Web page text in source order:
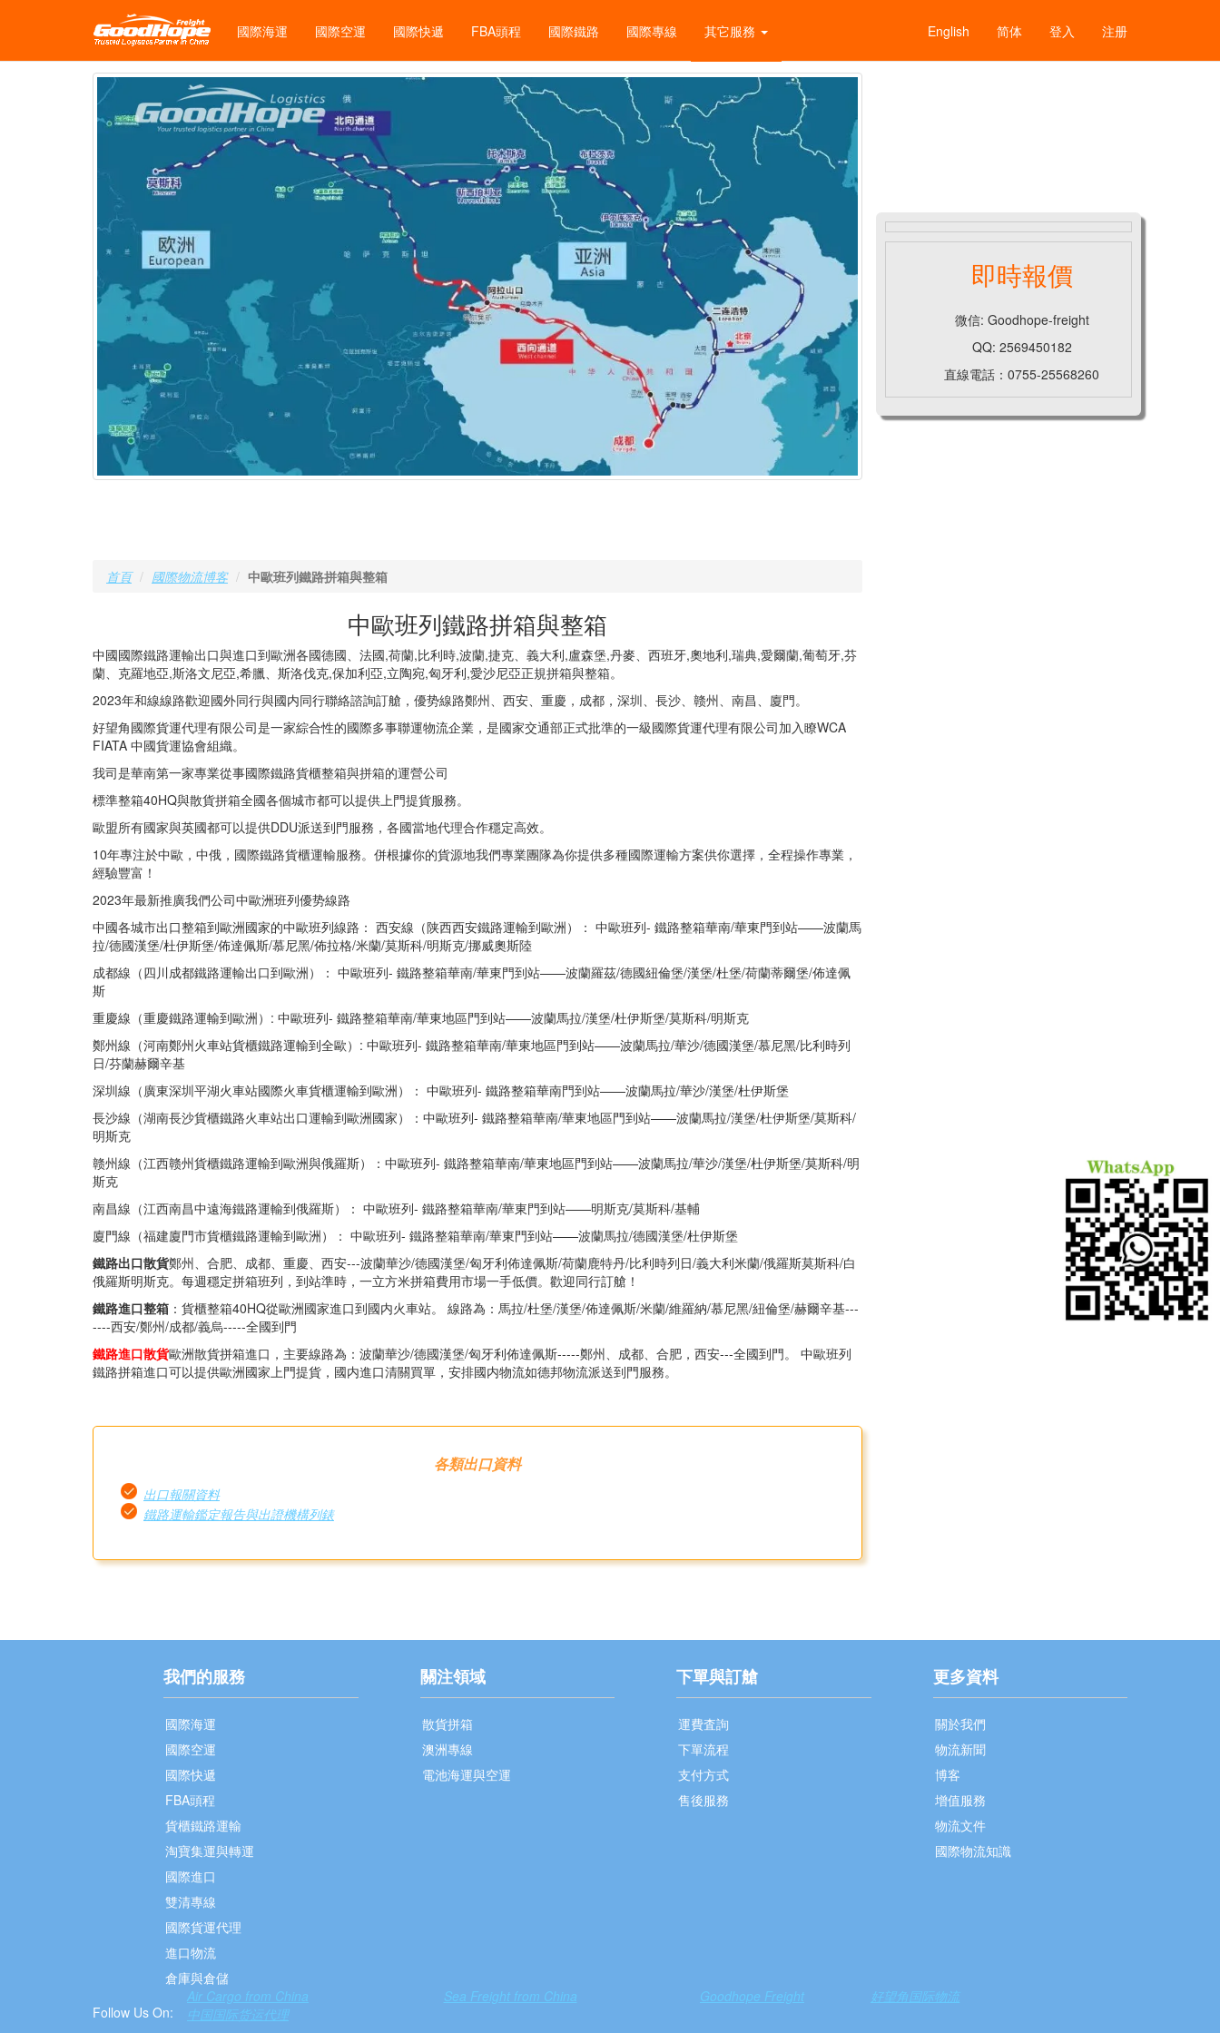
國際海運 國際空運 國際快遞 FBA頭程 國際鐵路 國際專線 其它服務 English 简体 登入 注册
首頁 國際物流博客 中歐班列鐵路拼箱與整箱
中歐班列鐵路拼箱與整箱
中國國際鐵路運輸出口與進口到歐洲各國德國、法國,荷蘭,比利時,波蘭,捷克、義大利,盧森堡,丹麥、西班牙,奧地利,瑞典,愛爾蘭,葡萄牙,芬
蘭、克羅地亞,斯洛文尼亞,希臘、斯洛伐克,保加利亞,立陶宛,匈牙利,愛沙尼亞正規拼箱與整箱。
2023年和線線路歡迎國外同行與國内同行聯絡諮詢訂艙，優势線路鄭州、西安、重慶，成都，深圳、長沙、赣州、南昌、廈門。
好望角國際貨運代理有限公司是一家綜合性的國際多事聯運物流企業，是國家交通部正式批準的一級國際貨運代理有限公司加入瞭WCA
FIATA 中國貨運協會組織。
我司是華南第一家專業從事國際鐵路貨櫃整箱與拼箱的運營公司
標準整箱40HQ與散貨拼箱全國各個城市都可以提供上門提貨服務。
歐盟所有國家與英國都可以提供DDU派送到門服務，各國當地代理合作穩定高效。
10年專注於中歐，中俄，國際鐵路貨櫃運輸服務。併根據你的貨源地我們專業團隊為你提供多種國際運輸方案供你選擇，全程操作專業，
經驗豐富！
2023年最新推廣我們公司中歐洲班列優势線路
中國各城市出口整箱到歐洲國家的中歐班列線路： 西安線（陕西西安鐵路運輸到歐洲）： 中歐班列- 鐵路整箱華南/華東門到站——波蘭馬
拉/德國漢堡/杜伊斯堡/佈達佩斯/慕尼黑/佈拉格/米蘭/莫斯科/明斯克/挪威奧斯陸
成都線（四川成都鐵路運輸出口到歐洲）： 中歐班列- 鐵路整箱華南/華東門到站——波蘭羅茲/德國紐倫堡/漢堡/杜堡/荷蘭蒂爾堡/佈達佩
斯
重慶線（重慶鐵路運輸到歐洲）: 中歐班列- 鐵路整箱華南/華東地區門到站——波蘭馬拉/漢堡/杜伊斯堡/莫斯科/明斯克
鄭州線（河南鄭州火車站貨櫃鐵路運輸到全歐）: 中歐班列- 鐵路整箱華南/華東地區門到站——波蘭馬拉/華沙/德國漢堡/慕尼黑/比利時列
日/芬蘭赫爾辛基
深圳線（廣東深圳平湖火車站國際火車貨櫃運輸到歐洲）： 中歐班列- 鐵路整箱華南門到站——波蘭馬拉/華沙/漢堡/杜伊斯堡
長沙線（湖南長沙貨櫃鐵路火車站出口運輸到歐洲國家）：中歐班列- 鐵路整箱華南/華東地區門到站——波蘭馬拉/漢堡/杜伊斯堡/莫斯科/
明斯克
赣州線（江西赣州貨櫃鐵路運輸到歐洲與俄羅斯）：中歐班列- 鐵路整箱華南/華東地區門到站——波蘭馬拉/華沙/漢堡/杜伊斯堡/莫斯科/明
斯克
南昌線（江西南昌中遠海鐵路運輸到俄羅斯）： 中歐班列- 鐵路整箱華南/華東門到站——明斯克/莫斯科/基輔
廈門線（福建廈門市貨櫃鐵路運輸到歐洲）： 中歐班列- 鐵路整箱華南/華東門到站——波蘭馬拉/德國漢堡/杜伊斯堡
鐵路出口散貨鄭州、合肥、成都、重慶、西安---波蘭華沙/德國漢堡/匈牙利佈達佩斯/荷蘭鹿特丹/比利時列日/義大利米蘭/俄羅斯莫斯科/白
俄羅斯明斯克。每週穩定拼箱班列，到站準時，一立方米拼箱費用市場一手低價。歡迎同行訂艙！
鐵路進口整箱 ：貨櫃整箱40HQ從歐洲國家進口到國内火車站。 線路為：馬拉/杜堡/漢堡/佈達佩斯/米蘭/維羅納/慕尼黑/紐倫堡/赫爾辛基---
----西安/鄭州/成都/義烏-----全國到門
鐵路進口散貨歐洲散貨拼箱進口，主要線路為：波蘭華沙/德國漢堡/匈牙利佈達佩斯-----鄭州、成都、合肥，西安---全國到門。 中歐班列
鐵路拼箱進口可以提供歐洲國家上門提貨，國内進口清關買單，安排國内物流如德邦物流派送到門服務。
各類出口資料
出口報關資料
鐵路運輸鑑定報告與出證機構列錶
即時報價
微信: Goodhope-freight
QQ: 2569450182
直線電話：0755-25568260
我們的服務
國際海運
國際空運
國際快遞
FBA頭程
貨櫃鐵路運輸
淘寶集運與轉運
國際進口
雙清專線
國際貨運代理
進口物流
倉庫與倉儲
關注領域
散貨拼箱
澳洲專線
電池海運與空運
下單與訂艙
運費査詢
下單流程
支付方式
售後服務
更多資料
關於我們
物流新聞
博客
增值服務
物流文件
國際物流知識
Follow Us On:
Air Cargo from China Sea Freight from China Goodhope Freight
好望角国际物流
中国国际货运代理